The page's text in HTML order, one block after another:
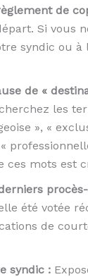
de
Si vous
syndic ou à
de «
les
», «
ces mots est
procès-
été votée
de
syndic :